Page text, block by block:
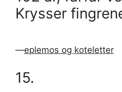
Krysser
—eplemos og koteletter
15.